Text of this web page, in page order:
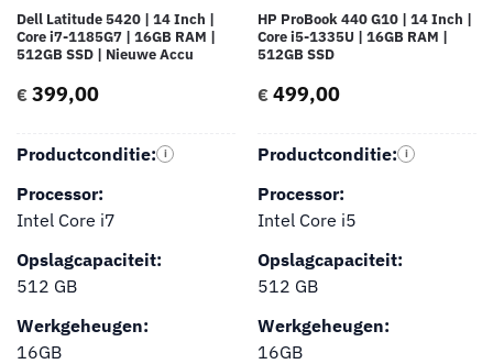
Dell Latitude 5420 | 14 Inch |
Core i7-1185G7 | 16GB RAM |
512GB SSD | Nieuwe Accu
€399,00
Productconditie: i
Processor:
Intel Core i7
Opslagcapaciteit:
512 GB
Werkgeheugen:
16GB
HP ProBook 440 G10 | 14 Inch |
Core i5-1335U | 16GB RAM |
512GB SSD
€499,00
Productconditie: i
Processor:
Intel Core i5
Opslagcapaciteit:
512 GB
Werkgeheugen:
16GB